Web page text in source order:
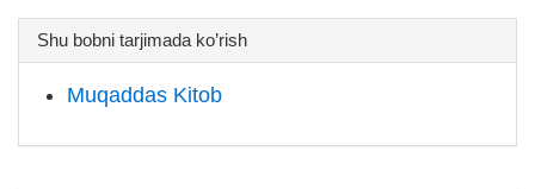
Shu bobni tarjimada ko’rish
Muqaddas Kitob